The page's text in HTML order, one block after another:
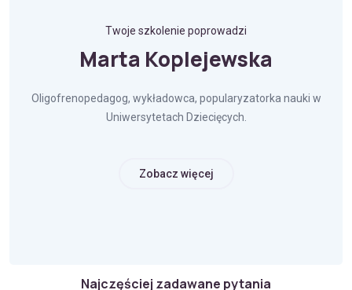
Twoje szkolenie poprowadzi
Marta Koplejewska
Oligofrenopedagog, wykładowca, popularyzatorka nauki w
Uniwersytetach Dziecięcych.
Zobacz więcej
Najczęściej zadawane pytania